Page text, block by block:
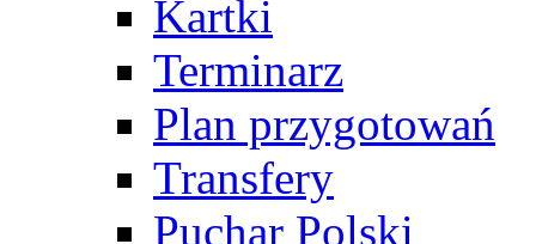
Kartki
Terminarz
Plan przygotowań
Transfery
Puchar Polski